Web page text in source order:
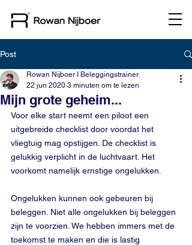
Post
Mijn grote geheim...
Rowan Nijboer I Beleggingstrainer
22 jun 2020 3 minuten om te lezen
Voor elke start neemt een piloot een
uitgebreide checklist door voordat het
vliegtuig mag opstijgen. De checklist is
gelukkig verplicht in de luchtvaart. Het
voorkomt namelijk ernstige ongelukken.
Ongelukken kunnen ook gebeuren bij
beleggen. Niet alle ongelukken bij beleggen
zijn te voorzien. We hebben immers met de
toekomst te maken en die is lastig